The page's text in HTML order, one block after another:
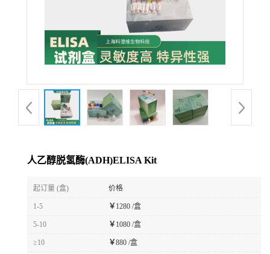
人乙醇脱氢酶(ADH)ELISA Kit
起订量 (盒) 价格
1-5 ￥1280 /盒
5-10 ￥1080 /盒
≥10 ￥880 /盒